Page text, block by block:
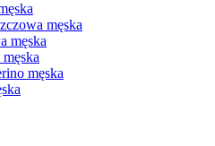
męska
męska
męska